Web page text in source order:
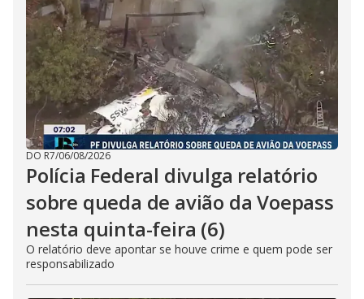
DO R7/06/08/2026
Polícia Federal divulga relatório
sobre queda de avião da Voepass
nesta quinta-feira (6)
O relatório deve apontar se houve crime e quem pode ser
responsabilizado